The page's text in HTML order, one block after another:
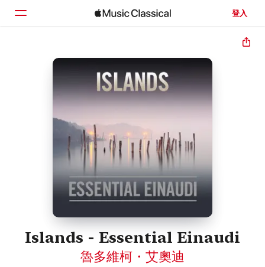
登入
首頁
瀏覽
Islands - Essential Einaudi
魯多維柯・艾奧迪